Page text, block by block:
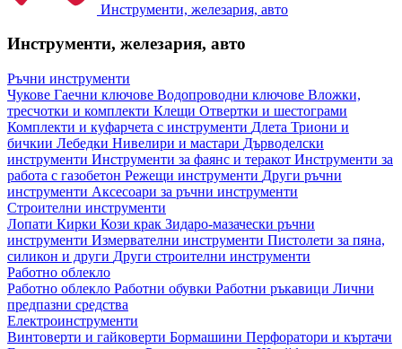
Инструменти, железария, авто
Инструменти, железария, авто
Ръчни инструменти
Чукове Гаечни ключове Водопроводни ключове Вложки,
тресчотки и комплекти Клещи Отвертки и шестограми
Комплекти и куфарчета с инструменти Длета Триони и
бичкии Лебедки Нивелири и мастари Дърводелски
инструменти Инструменти за фаянс и теракот Инструменти за
работа с газобетон Режещи инструменти Други ръчни
инструменти Аксесоари за ръчни инструменти
Строителни инструменти
Лопати Кирки Кози крак Зидаро-мазачески ръчни
инструменти Измервателни инструменти Пистолети за пяна,
силикон и други Други строителни инструменти
Работно облекло
Работно облекло Работни обувки Работни ръкавици Лични
предпазни средства
Електроинструменти
Винтоверти и гайковерти Бормашини Перфоратори и къртачи